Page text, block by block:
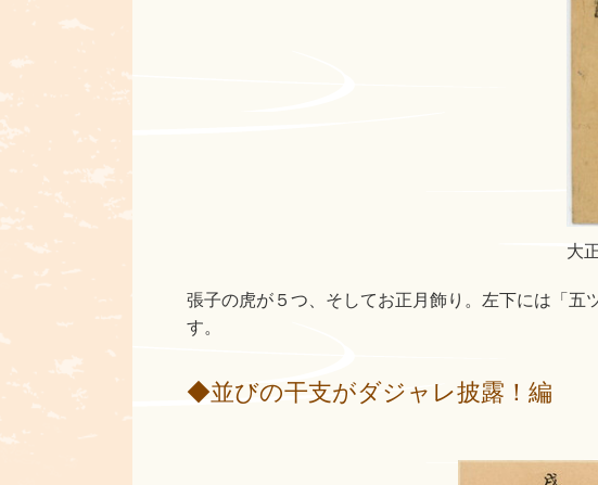
大
張子の虎が５つ、そしてお正月飾り。左下には「五
す。
◆並びの干支がダジャレ披露！編